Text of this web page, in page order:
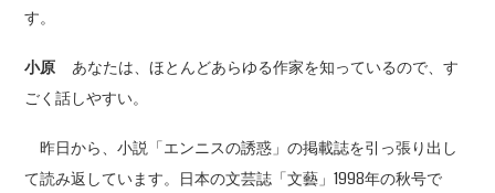
す。
小原 あなたは、ほとんどあらゆる作家を知っているので、す
ごく話しやすい。
昨日から、小説「エンニスの誘惑」の掲載誌を引っ張り出し
て読み返しています。日本の文芸誌「文藝」1998年の秋号で